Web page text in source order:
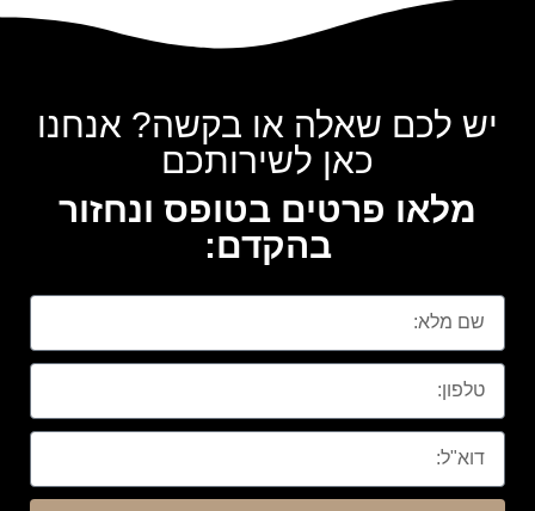
יש לכם שאלה או בקשה? אנחנו
כאן לשירותכם
מלאו פרטים בטופס ונחזור
בהקדם: